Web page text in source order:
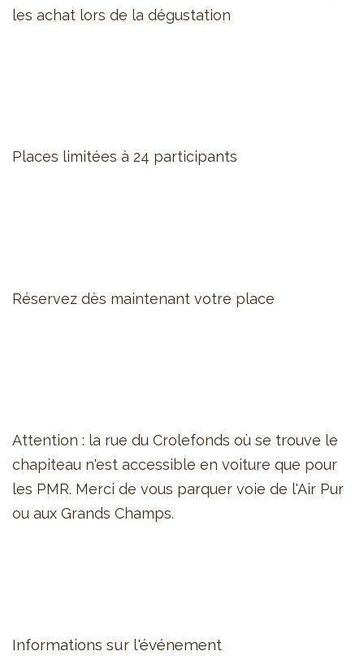
les achat lors de la dégustation
Places limitées à 24 participants
Réservez dès maintenant votre place
Attention : la rue du Crolefonds où se trouve le
chapiteau n'est accessible en voiture que pour
les PMR. Merci de vous parquer voie de l'Air Pur
ou aux Grands Champs.
Informations sur l'événement